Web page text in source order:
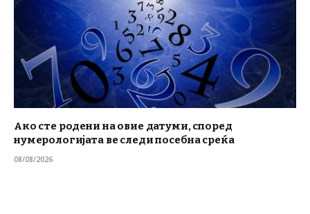
Ако сте родени на овие датуми, според
нумерологијата ве следи посебна среќа
08/08/2026